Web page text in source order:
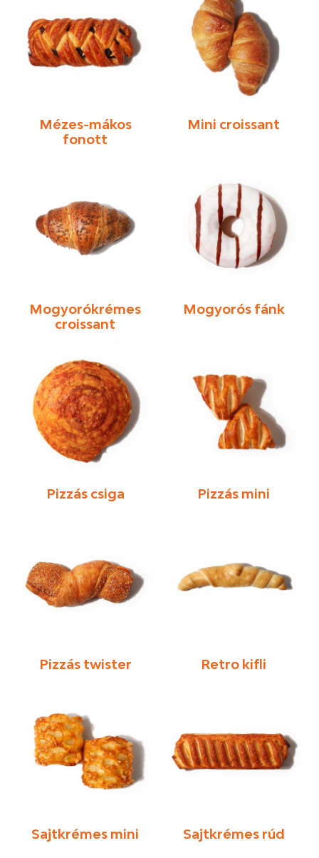
Mézes-mákos
fonott
Mini croissant
Mogyorókrémes
croissant
Mogyorós fánk
Pizzás csiga Pizzás mini
Pizzás twister Retro kifli
Sajtkrémes mini Sajtkrémes rúd